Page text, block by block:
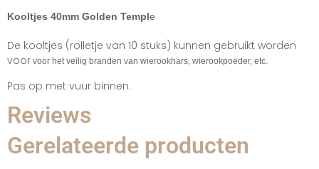
Kooltjes 40mm Golden Temple
De kooltjes (rolletje van 10 stuks) kunnen gebruikt worden
voor voor het veilig branden van wierookhars, wierookpoeder, etc.
Pas op met vuur binnen.
Reviews
Gerelateerde producten